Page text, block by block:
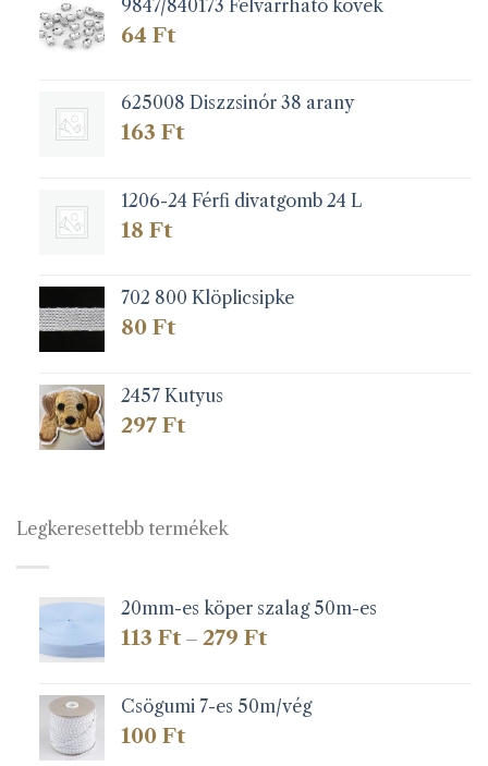
9847/840173 Felvarrható kövek
64 Ft
625008 Diszzsinór 38 arany
163 Ft
1206-24 Férfi divatgomb 24 L
18 Ft
702 800 Klöplicsipke
80 Ft
2457 Kutyus
297 Ft
Legkeresettebb termékek
20mm-es köper szalag 50m-es
113 Ft – 279 FtÁrtartomány:
279 Ft
Csögumi 7-es 50m/vég
100 Ft